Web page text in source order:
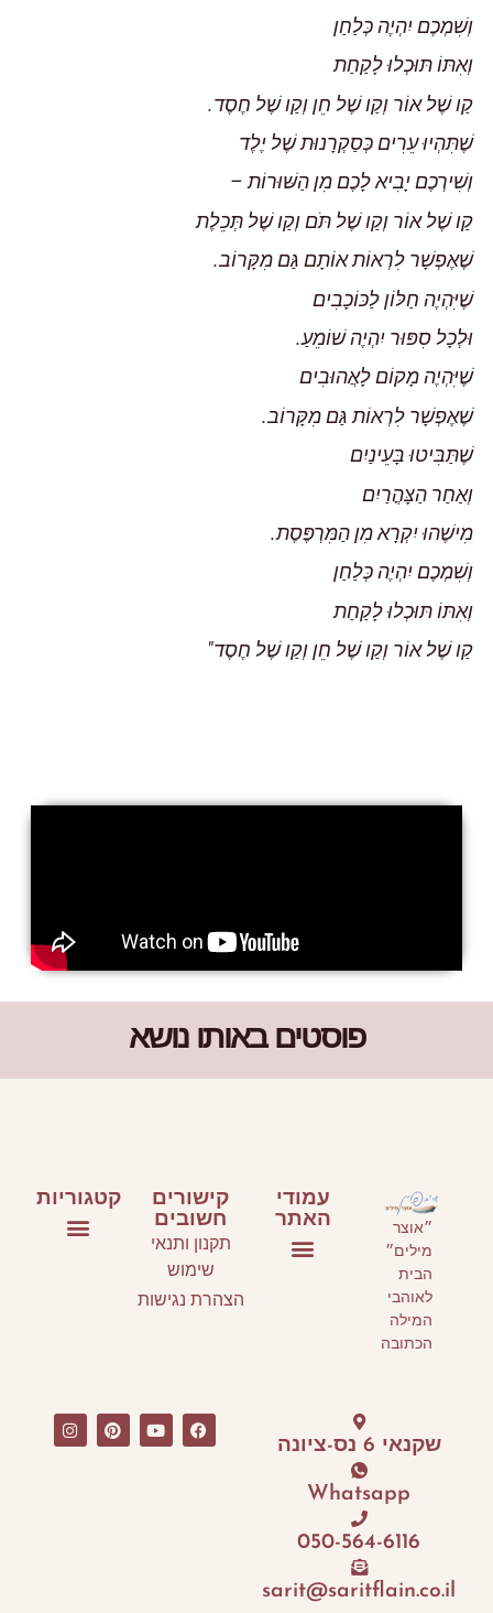
וְשִׁמְכֶם יִהְיֶה כְּלַחַן
וְאִתּוֹ תּוּכְלוּ לָקַחַת
קַו שֶׁל אוֹר וְקַו שֶׁל חֵן וְקַו שֶׁל חֶסֶד.
שֶׁתִּהְיוּ עֵרִים כְּסַקְרָנוּת שֶׁל יֶלֶד
וְשִׁירְכֶם יָבִיא לָכֶם מִן הַשּׁוּרוֹת –
קַו שֶׁל אוֹר וְקַו שֶׁל תֹּם וְקַו שֶׁל תְּכֵלֶת
שֶׁאֶפְשָׁר לִרְאוֹת אוֹתָם גַּם מִקָּרוֹב.
שֶׁיִּהְיֶה חַלּוֹן לַכּוֹכָבִים
וּלְכָל סִפּוּר יִהְיֶה שׁוֹמֵעַ.
שֶׁיִּהְיֶה מָקוֹם לָאֲהוּבִים
שֶׁאֶפְשָׁר לִרְאוֹת גַּם מִקָּרוֹב.
שֶׁתַּבִּיטוּ בָּעֵינַיִם
וְאַחַר הַצָּהֳרַיִם
מִישֶׁהוּ יִקְרָא מִן הַמִּרְפֶּסֶת.
וְשִׁמְכֶם יִהְיֶה כְּלַחַן
וְאִתּוֹ תּוּכְלוּ לָקַחַת
קַו שֶׁל אוֹר וְקַו שֶׁל חֵן וְקַו שֶׁל חֶסֶד"
פוסטים באותו נושא
״אוצר
מילים״
הבית
לאוהבי
המילה
הכתובה
עמודי
האתר
קישורים
חשובים
תקנון ותנאי
שימוש
הצהרת נגישות
קטגוריות
שקנאי 6 נס-ציונה
Whatsapp
050-564-6116
sarit@saritflain.co.il